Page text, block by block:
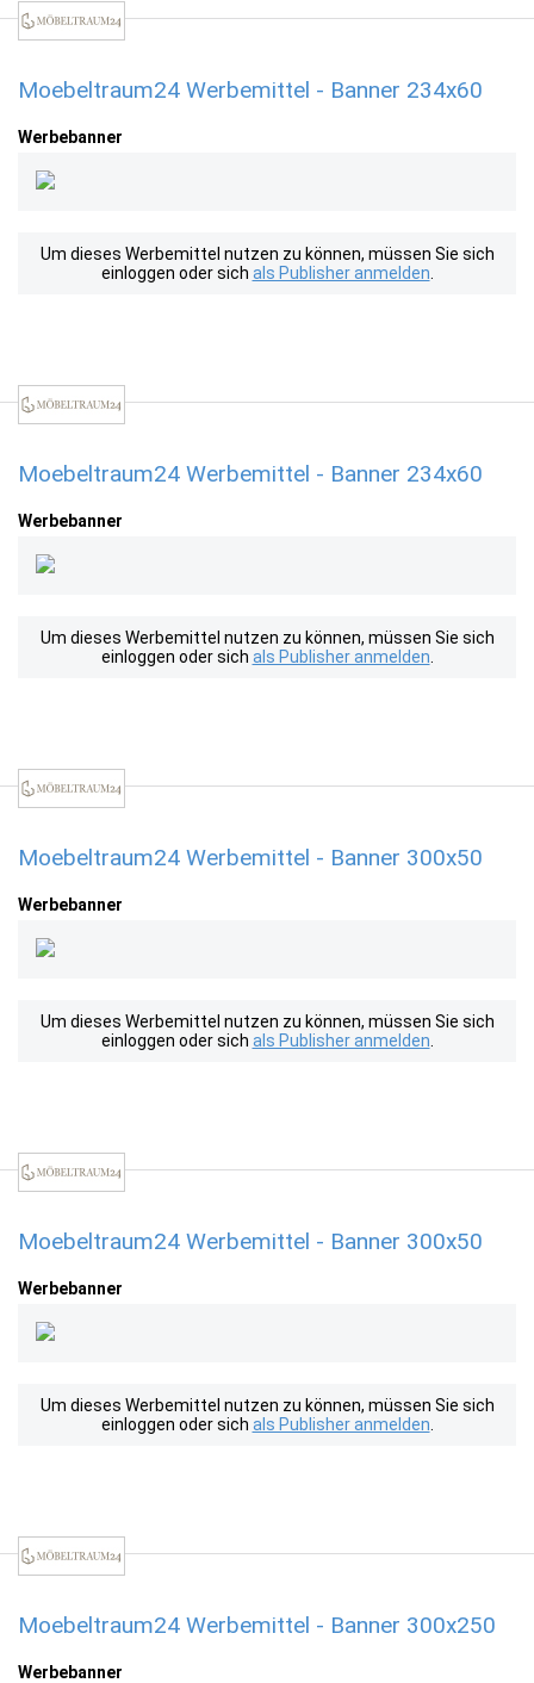
Moebeltraum24 Werbemittel - Banner 234x60
Werbebanner
Um dieses Werbemittel nutzen zu können, müssen Sie sich
einloggen oder sich als Publisher anmelden
Moebeltraum24 Werbemittel - Banner 234x60
Werbebanner
Um dieses Werbemittel nutzen zu können, müssen Sie sich
einloggen oder sich als Publisher anmelden
Moebeltraum24 Werbemittel - Banner 300x50
Werbebanner
Um dieses Werbemittel nutzen zu können, müssen Sie sich
einloggen oder sich als Publisher anmelden
Moebeltraum24 Werbemittel - Banner 300x50
Werbebanner
Um dieses Werbemittel nutzen zu können, müssen Sie sich
einloggen oder sich als Publisher anmelden
Moebeltraum24 Werbemittel - Banner 300x250
Werbebanner